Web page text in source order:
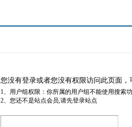
您没有登录或者您没有权限访问此页面
1、用户组权限：你所属的用户组不能使用搜索
2、您还不是站点会员,请先登录站点